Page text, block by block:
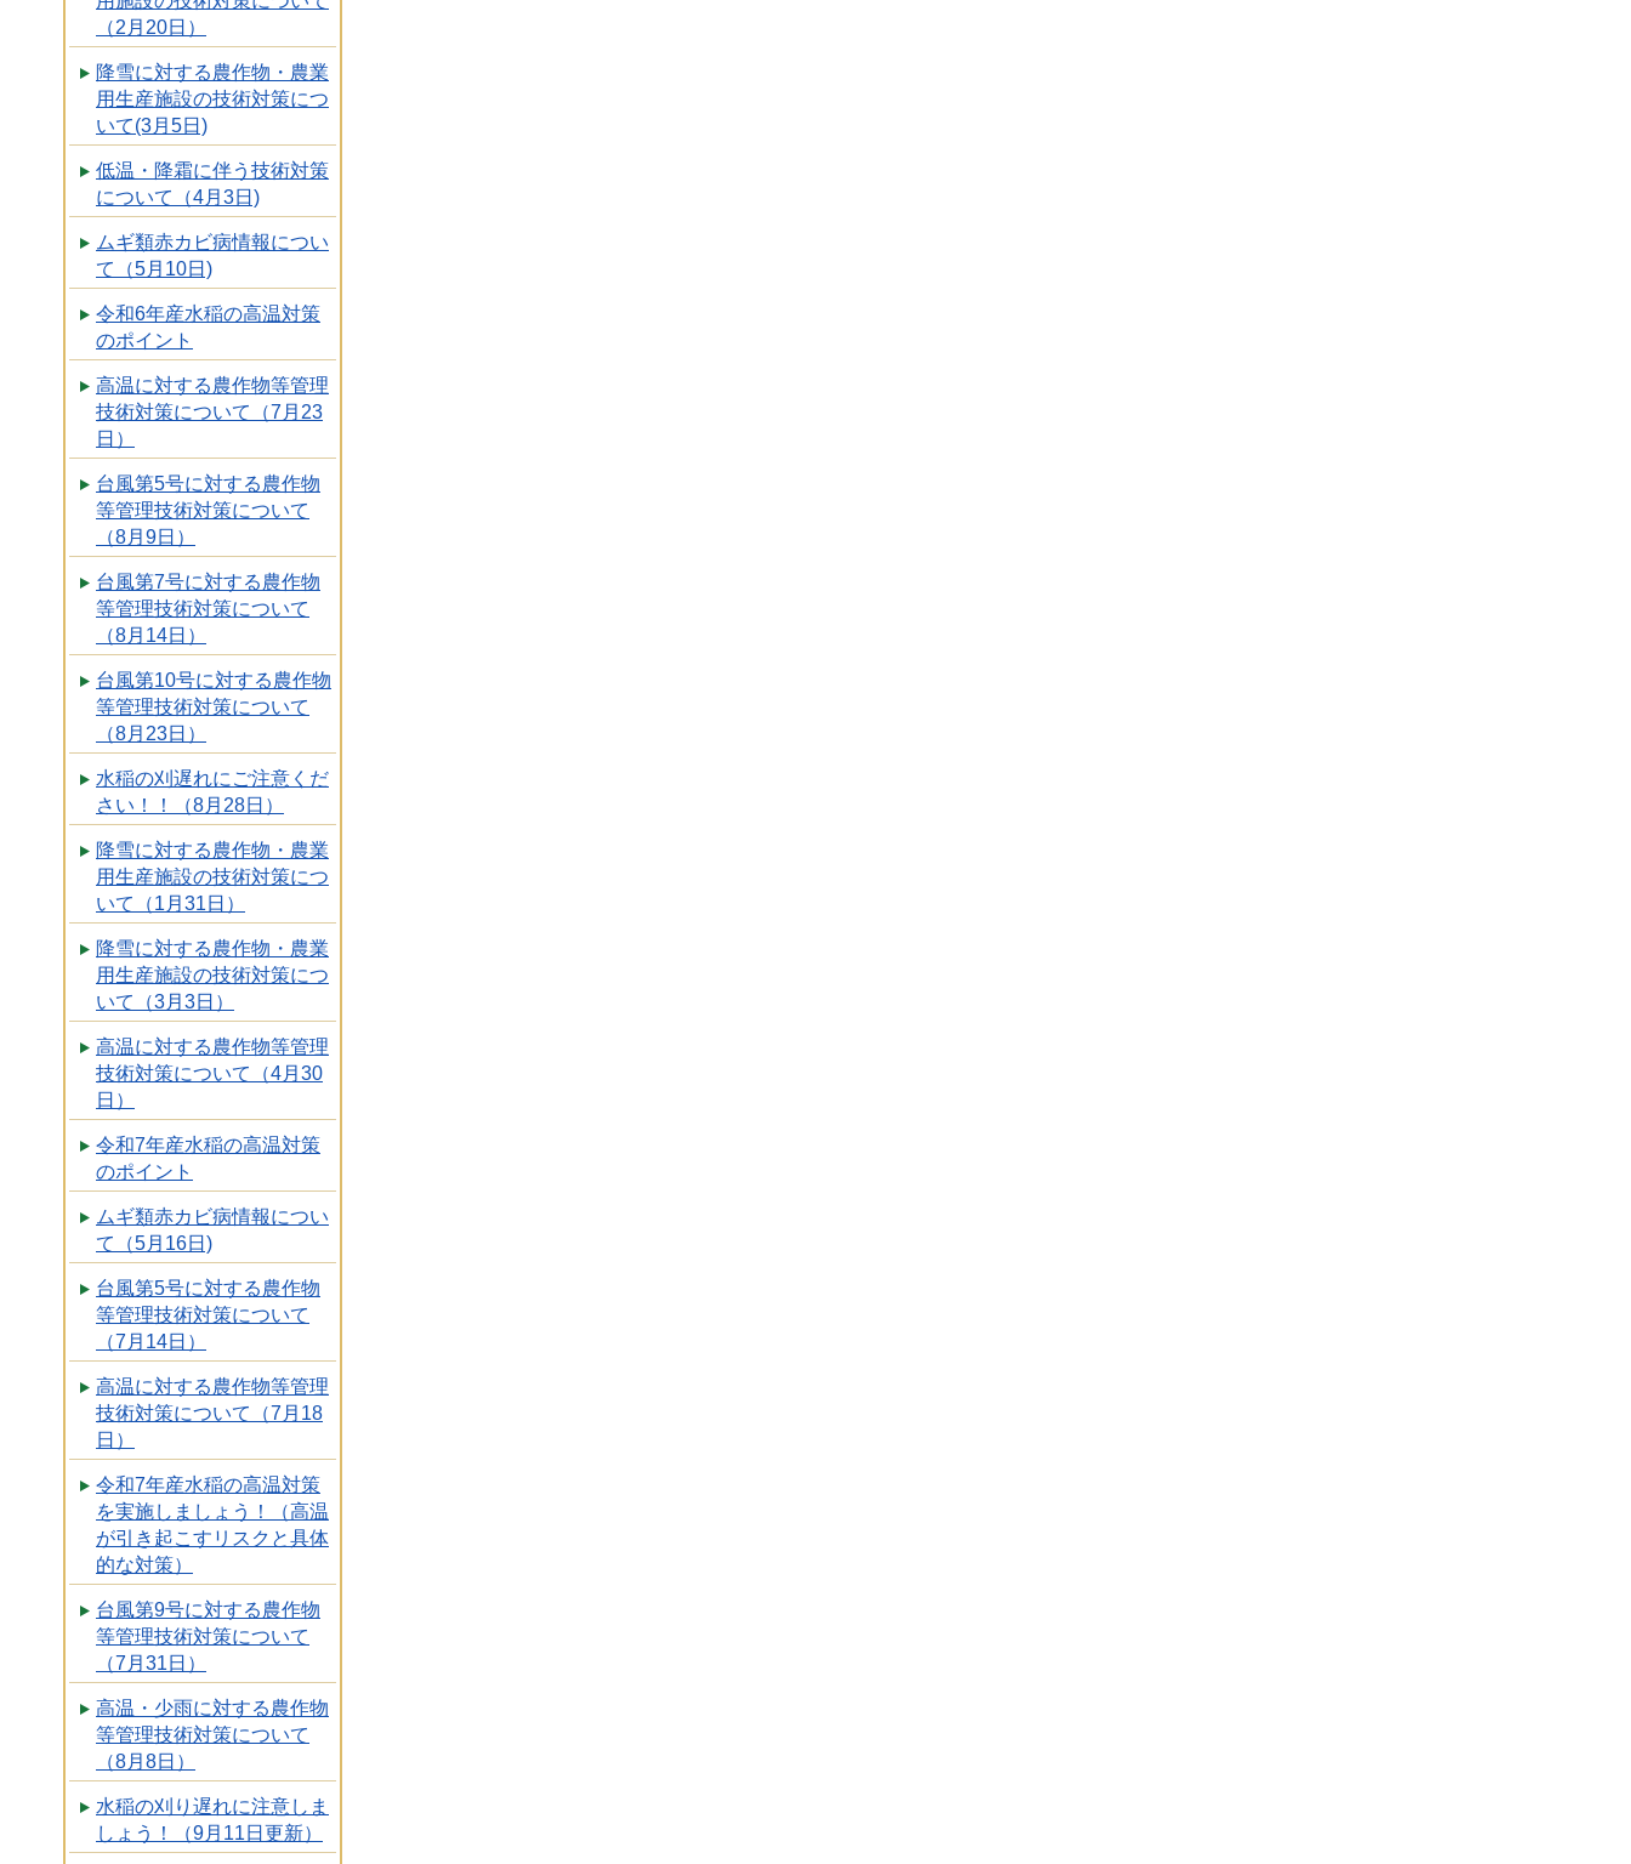
（2月20日）
降雪に対する農作物・農業
用生産施設の技術対策につ
いて(3月5日)
低温・降霜に伴う技術対策
について（4月3日)
ムギ類赤カビ病情報につい
て（5月10日)
令和6年産水稲の高温対策
のポイント
高温に対する農作物等管理
技術対策について（7月23
日）
台風第5号に対する農作物
等管理技術対策について
（8月9日）
台風第7号に対する農作物
等管理技術対策について
（8月14日）
台風第10号に対する農作物
等管理技術対策について
（8月23日）
水稲の刈遅れにご注意くだ
さい！！（8月28日）
降雪に対する農作物・農業
用生産施設の技術対策につ
いて（1月31日）
降雪に対する農作物・農業
用生産施設の技術対策につ
いて（3月3日）
高温に対する農作物等管理
技術対策について（4月30
日）
令和7年産水稲の高温対策
のポイント
ムギ類赤カビ病情報につい
て（5月16日)
台風第5号に対する農作物
等管理技術対策について
（7月14日）
高温に対する農作物等管理
技術対策について（7月18
日）
令和7年産水稲の高温対策
を実施しましょう！（高温
が引き起こすリスクと具体
的な対策）
台風第9号に対する農作物
等管理技術対策について
（7月31日）
高温・少雨に対する農作物
等管理技術対策について
（8月8日）
水稲の刈り遅れに注意しま
しょう！（9月11日更新）